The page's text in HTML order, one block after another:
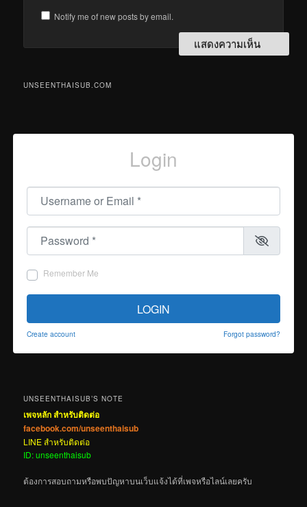
Notify me of new posts by email.
UNSEENTHAISUB.COM
Login
Username or Email
Password
Remember Me
LOGIN
Create account Forgot password?
UNSEENTHAISUB’S NOTE
เพจหลัก สำหรับติดต่อ
facebook.com/unseenthaisub
LINE สำหรับติดต่อ
ID: unseenthaisub
ต้องการสอบถามหรือพบปัญหาบนเว็บแจ้งได้ที่เพจหรือไลน์เลยครับ